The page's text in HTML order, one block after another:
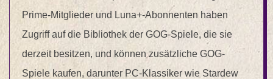
Prime-Mitglieder und Luna+-Abonnenten haben
Zugriff auf die Bibliothek der GOG-Spiele, die sie
derzeit besitzen, und können zusätzliche GOG-
Spiele kaufen, darunter PC-Klassiker wie Stardew